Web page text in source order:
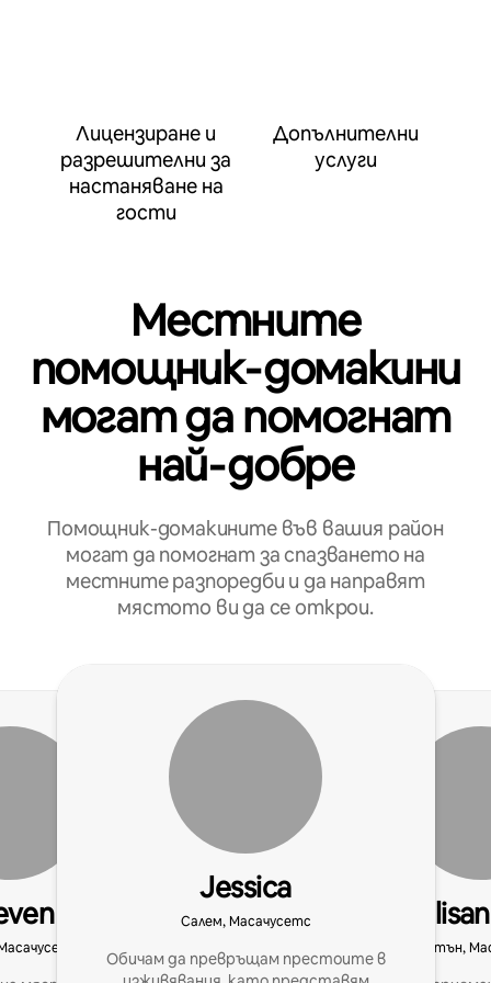
Лицензиране и
разрешителни за
настаняване на
гости
Допълнителни
услуги
Местните
помощник‑домакини
могат да помогнат
най‑добре
Помощник-домакините във вашия район
могат да помогнат за спазването на
местните разпоредби и да направят
мястото ви да се открои.
Jessica
Салем, Масачусетс
Обичам да превръщам престоите в
Бостън,